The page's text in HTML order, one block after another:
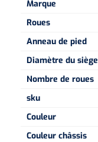
Marque
Roues
Anneau de pied
Diamètre du siège
Nombre de roues
sku
Couleur
Couleur châssis